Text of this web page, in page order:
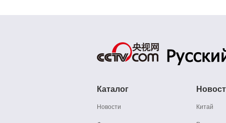
Каталог
Новости Китай